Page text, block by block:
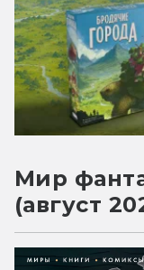
Мир
(август